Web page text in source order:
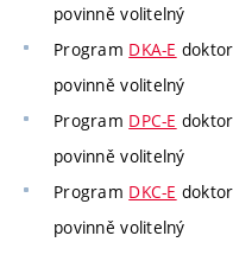
povinně volitelný
Program DKA-E
povinně volitelný
Program DPC-E
povinně volitelný
Program DKC-E
povinně volitelný